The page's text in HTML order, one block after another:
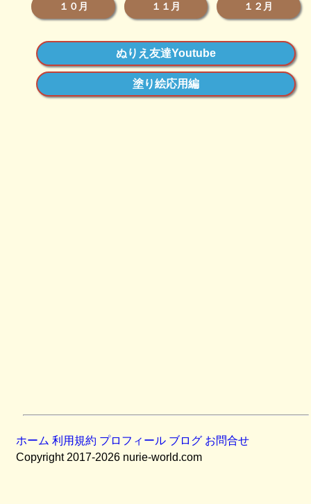
１０月 １１月 １２月
ぬりえ友達Youtube
塗り絵応用編
ホーム 利用規約 プロフィール ブログ お問合せ
Copyright 2017-2026 nurie-world.com